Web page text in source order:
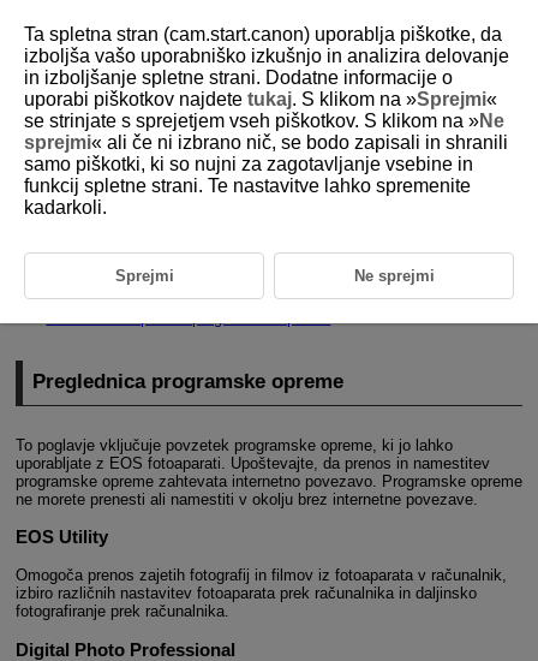
D185-011
Programska oprema
Preglednica programske opreme
Prenos in namestitev programske opreme EOS ali druge namenske
programske opreme
Preglednica programske opreme
To poglavje vključuje povzetek programske opreme, ki jo lahko
uporabljate z EOS fotoaparati. Upoštevajte, da prenos in namestitev
programske opreme zahtevata internetno povezavo. Programske opreme
ne morete prenesti ali namestiti v okolju brez internetne povezave.
EOS Utility
Omogoča prenos zajetih fotografij in filmov iz fotoaparata v računalnik,
izbiro različnih nastavitev fotoaparata prek računalnika in daljinsko
fotografiranje prek računalnika.
Digital Photo Professional
Ta spletna stran (cam.start.canon) uporablja piškotke, da
izboljša vašo uporabniško izkušnjo in analizira delovanje
in izboljšanje spletne strani. Dodatne informacije o
uporabi piškotkov najdete tukaj. S klikom na »Sprejmi«
se strinjate s sprejetjem vseh piškotkov. S klikom na »Ne
sprejmi« ali če ni izbrano nič, se bodo zapisali in shranili
samo piškotki, ki so nujni za zagotavljanje vsebine in
funkcij spletne strani. Te nastavitve lahko spremenite
kadarkoli.
Sprejmi Ne sprejmi